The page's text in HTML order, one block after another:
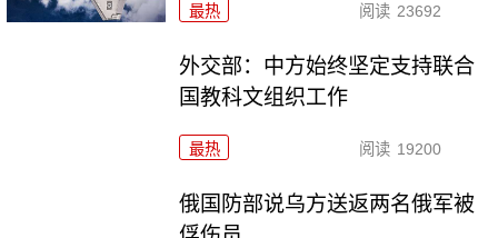
最热 阅读 23692
外交部：中方始终坚定支持联合
国教科文组织工作
最热 阅读 19200
俄国防部说乌方送返两名俄军被